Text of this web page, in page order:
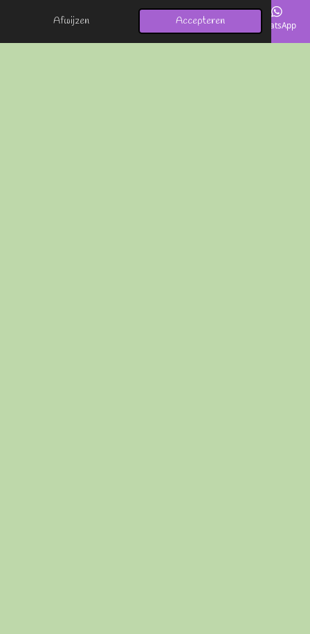
Afwijzen Accepteren
E-mailadres Telefoonnummer Kaart Instagram WhatsApp